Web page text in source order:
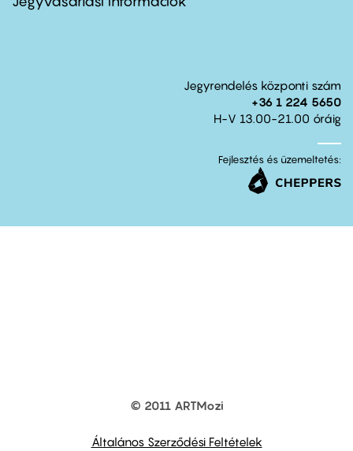
Jegyrendelés központi szám
+36 1 224 5650
H-V 13.00-21.00 óráig
Fejlesztés és üzemeltetés:
© 2011 ARTMozi
Általános Szerződési Feltételek